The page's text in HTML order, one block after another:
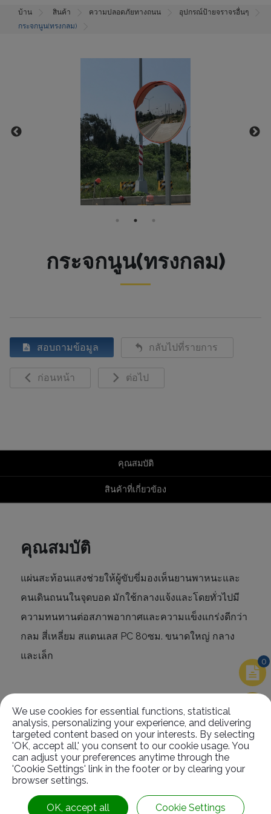
บ้าน สินค้า ความปลอดภัยทางถนน
อุปกรณ์ป้ายจราจรอื่นๆ
กระจกนูน(ทรงกลม)
กระจกนูน(ทรงกลม)
สอบถามข้อมูล กลับไปที่รายการ
ก่อนหน้า ต่อไป
คุณสมบัติ
สินค้าที่เกี่ยวข้อง
คุณสมบัติ
แผ่นสะท้อนแสงช่วยให้ผู้ขับขี่มองเห็นยานพาหนะและ
คนเดินถนนในจุดบอด มักใช้กลางแจ้งและโดยทั่วไปมี
ความทนทานต่อสภาพอากาศและความแข็งแกร่งดีกว่า
กลม สี่เหลี่ยม สแตนเลส PC 80ซม. ขนาดใหญ่ กลาง
และเล็ก
ที่เกี่ยวข้องสินค้า
0
We use cookies for essential functions, statistical
analysis, personalizing your experience, and delivering
targeted content based on your interests. By selecting
'OK, accept all,' you consent to our cookie usage. You
can adjust your preferences anytime through the
'Cookie Settings' link in the footer or by clearing your
browser settings.
OK, accept all Cookie Settings